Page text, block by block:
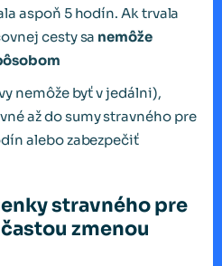
aspoň 5 hodín. Ak trvala
cesty sa nemôže
nemôže byť v jedálni),
až do sumy stravného pre
alebo zabezpečiť
stravného pre
zmenou